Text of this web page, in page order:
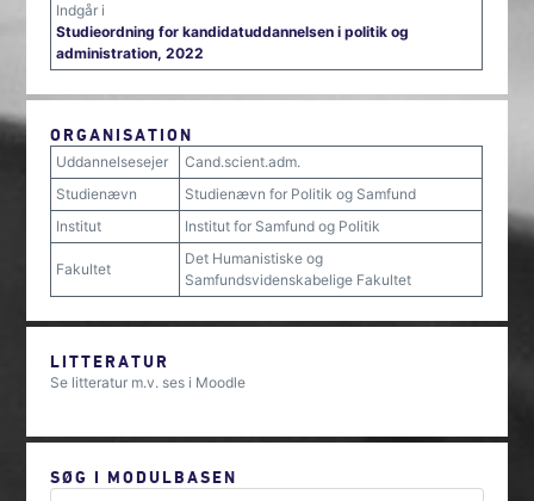
Indgår i
Studieordning for kandidatuddannelsen i politik og
administration, 2022
ORGANISATION
Uddannelsesejer
Cand.scient.adm.
Studienævn
Studienævn for Politik og Samfund
Institut
Institut for Samfund og Politik
Fakultet
Det Humanistiske og
Samfundsvidenskabelige Fakultet
LITTERATUR
Se litteratur m.v. ses i Moodle
SØG I MODULBASEN